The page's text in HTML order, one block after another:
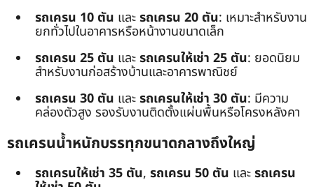
รถเครน 10 ตัน และรถเครน 20 ตัน: เหมาะสำหรับงาน
ยกทั่วไปในอาคารหรือหน้างานขนาดเล็ก
รถเครน 25 ตัน และรถเครนให้เช่า 25 ตัน: ยอดนิยม
สำหรับงานก่อสร้างบ้านและอาคารพาณิชย์
รถเครน 30 ตัน และรถเครนให้เช่า 30 ตัน: มีความ
คล่องตัวสูง รองรับงานติดตั้งแผ่นพื้นหรือโครงหลังคา
รถเครนน้ำหนักบรรทุกขนาดกลางถึงใหญ่
รถเครนให้เช่า 35 ตัน, รถเครน 50 ตัน และรถเครน